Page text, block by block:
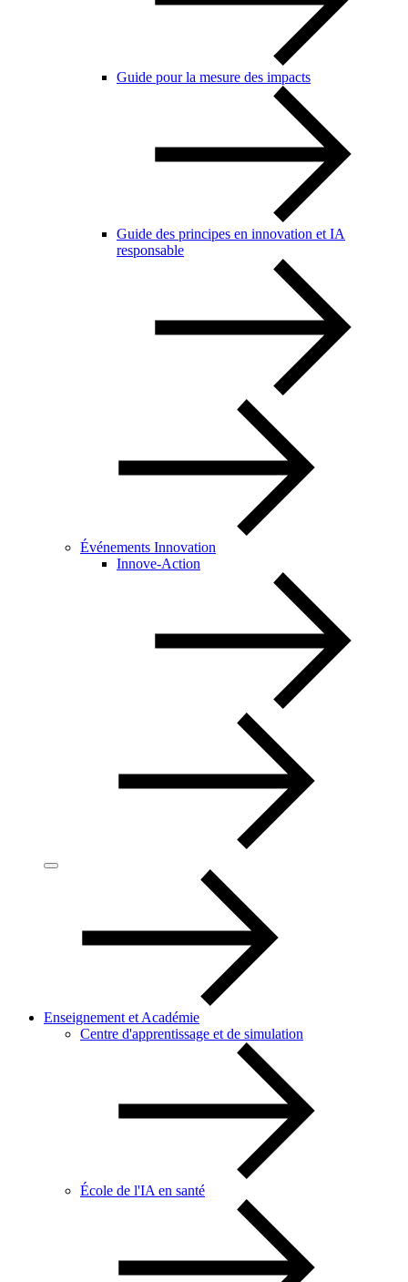
Guide pour la mesure des impacts
Guide des principes en innovation et IA
responsable
Événements Innovation
Innove-Action
Enseignement et Académie
Centre d'apprentissage et de simulation
École de l'IA en santé